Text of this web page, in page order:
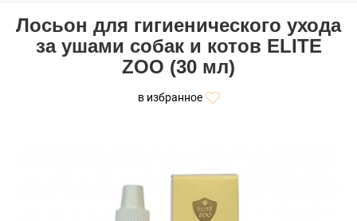
Лосьон для гигиенического ухода
за ушами собак и котов ELITE
ZOO (30 мл)
в избранное